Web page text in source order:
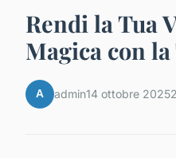
Rendi la Tua
Magica con
A admin14 ottobre 2025